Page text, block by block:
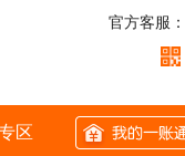
官方客服：
区